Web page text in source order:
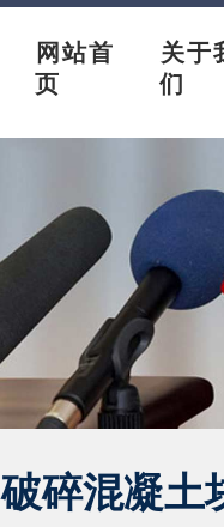
网站首
页
关于
们
破碎混凝土